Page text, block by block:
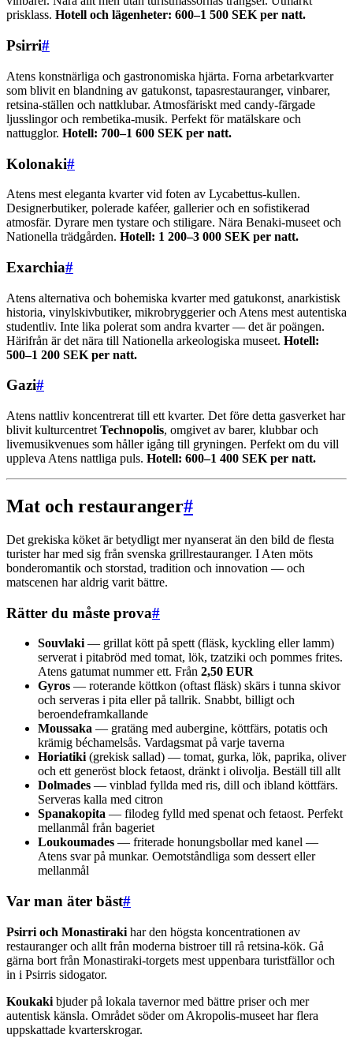
prisklass. Hotell och lägenheter: 600–1 500 SEK per natt.
Psirri#
Atens konstnärliga och gastronomiska hjärta. Forna arbetarkvarter
som blivit en blandning av gatukonst, tapasrestauranger, vinbarer,
retsina-ställen och nattklubar. Atmosfäriskt med candy-färgade
ljusslingor och rembetika-musik. Perfekt för matälskare och
nattugglor. Hotell: 700–1 600 SEK per natt.
Kolonaki#
Atens mest eleganta kvarter vid foten av Lycabettus-kullen.
Designerbutiker, polerade kaféer, gallerier och en sofistikerad
atmosfär. Dyrare men tystare och stiligare. Nära Benaki-museet och
Nationella trädgården. Hotell: 1 200–3 000 SEK per natt.
Exarchia#
Atens alternativa och bohemiska kvarter med gatukonst, anarkistisk
historia, vinylskivbutiker, mikrobryggerier och Atens mest autentiska
studentliv. Inte lika polerat som andra kvarter — det är poängen.
Härifrån är det nära till Nationella arkeologiska museet. Hotell:
500–1 200 SEK per natt.
Gazi#
Atens nattliv koncentrerat till ett kvarter. Det före detta gasverket har
blivit kulturcentret Technopolis, omgivet av barer, klubbar och
livemusikvenues som håller igång till gryningen. Perfekt om du vill
uppleva Atens nattliga puls. Hotell: 600–1 400 SEK per natt.
Mat och restauranger#
Det grekiska köket är betydligt mer nyanserat än den bild de flesta
turister har med sig från svenska grillrestauranger. I Aten möts
bonderomantik och storstad, tradition och innovation — och
matscenen har aldrig varit bättre.
Rätter du måste prova#
Souvlaki — grillat kött på spett (fläsk, kyckling eller lamm)
serverat i pitabröd med tomat, lök, tzatziki och pommes frites.
Atens gatumat nummer ett. Från 2,50 EUR
Gyros — roterande köttkon (oftast fläsk) skärs i tunna skivor
och serveras i pita eller på tallrik. Snabbt, billigt och
beroendeframkallande
Moussaka — gratäng med aubergine, köttfärs, potatis och
krämig béchamelsås. Vardagsmat på varje taverna
Horiatiki (grekisk sallad) — tomat, gurka, lök, paprika, oliver
och ett generöst block fetaost, dränkt i olivolja. Beställ till allt
Dolmades — vinblad fyllda med ris, dill och ibland köttfärs.
Serveras kalla med citron
Spanakopita — filodeg fylld med spenat och fetaost. Perfekt
mellanmål från bageriet
Loukoumades — friterade honungsbollar med kanel —
Atens svar på munkar. Oemotståndliga som dessert eller
mellanmål
Var man äter bäst#
Psirri och Monastiraki har den högsta koncentrationen av
restauranger och allt från moderna bistroer till rå retsina-kök. Gå
gärna bort från Monastiraki-torgets mest uppenbara turistfällor och
in i Psirris sidogator.
Koukaki bjuder på lokala tavernor med bättre priser och mer
autentisk känsla. Området söder om Akropolis-museet har flera
uppskattade kvarterskrogar.